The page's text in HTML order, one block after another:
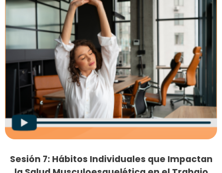
Sesión 7: Hábitos Individuales que Impactan